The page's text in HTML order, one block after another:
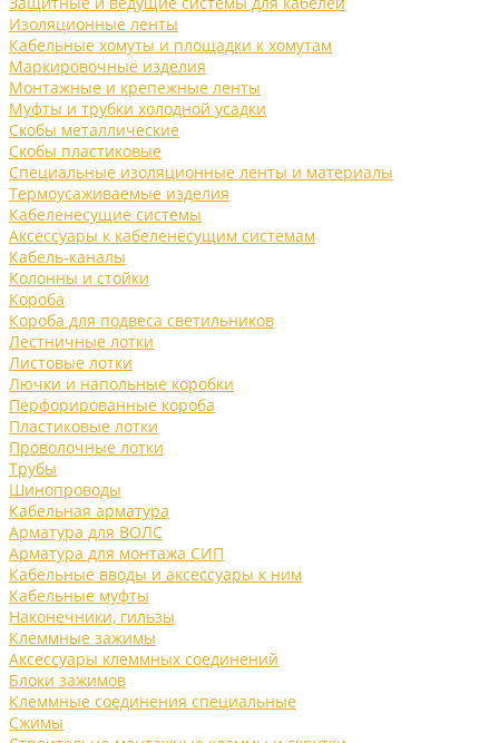
Изоляционные ленты
Кабельные хомуты и площадки к хомутам
Маркировочные изделия
Монтажные и крепежные ленты
Муфты и трубки холодной усадки
Скобы металлические
Скобы пластиковые
Специальные изоляционные ленты и материалы
Термоусаживаемые изделия
Кабеленесущие системы
Аксессуары к кабеленесущим системам
Кабель-каналы
Колонны и стойки
Короба
Короба для подвеса светильников
Лестничные лотки
Листовые лотки
Лючки и напольные коробки
Перфорированные короба
Пластиковые лотки
Проволочные лотки
Трубы
Шинопроводы
Кабельная арматура
Арматура для ВОЛС
Арматура для монтажа СИП
Кабельные вводы и аксессуары к ним
Кабельные муфты
Наконечники, гильзы
Клеммные зажимы
Аксессуары клеммных соединений
Блоки зажимов
Клеммные соединения специальные
Сжимы